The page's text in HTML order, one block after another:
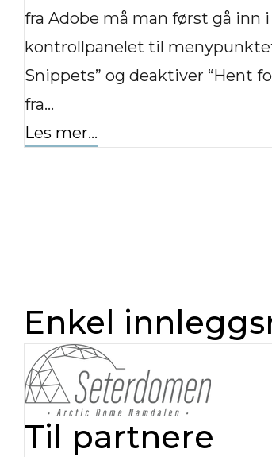
fra Adobe må man først gå inn i
kontrollpanelet til
Snippets” og deaktiver “Hent
fra…
Les mer...
Enkel
Til partnere